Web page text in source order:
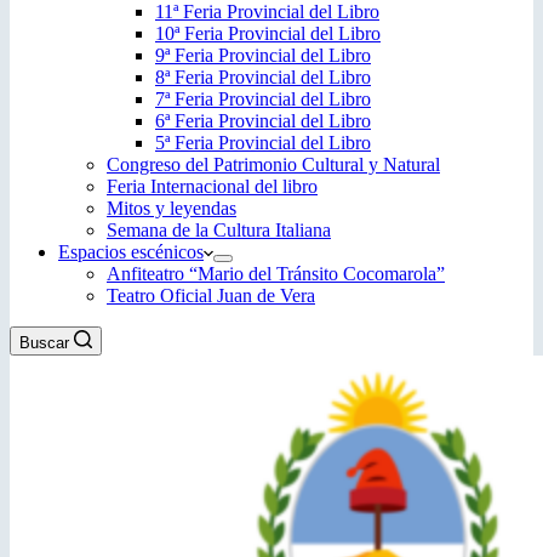
11ª Feria Provincial del Libro
10ª Feria Provincial del Libro
9ª Feria Provincial del Libro
8ª Feria Provincial del Libro
7ª Feria Provincial del Libro
6ª Feria Provincial del Libro
5ª Feria Provincial del Libro
Congreso del Patrimonio Cultural y Natural
Feria Internacional del libro
Mitos y leyendas
Semana de la Cultura Italiana
Espacios escénicos
Anfiteatro “Mario del Tránsito Cocomarola”
Teatro Oficial Juan de Vera
Buscar